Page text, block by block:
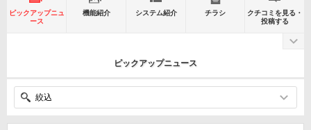
ピックアップニュ
ース
機能紹介 システム紹介 チラシ
クチコミを見る・
投稿する
ピックアップニュース
絞込